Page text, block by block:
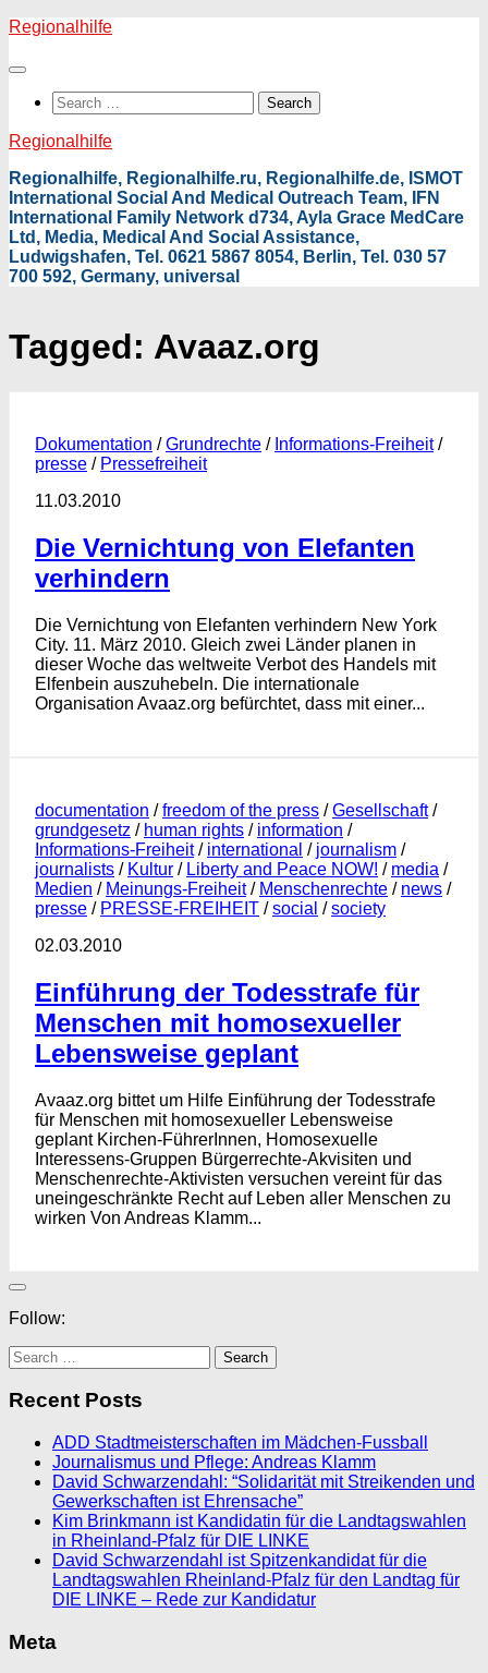
Skip
content
Regionalhilfe
Search
for:
Regionalhilfe
Regionalhilfe, Regionalhilfe.ru, Regionalhilfe.de, ISMOT
International Social And Medical Outreach Team, IFN
International Family Network d734, Ayla Grace MedCare
Ltd, Media, Medical And Social Assistance,
Ludwigshafen, Tel. 0621 5867 8054, Berlin, Tel. 030 57
700 592, Germany, universal
Tagged: Avaaz.org
Dokumentation /Grundrechte / Informations-Freiheit/
presse / Pressefreiheit
11.03.2010
Die Vernichtung von Elefanten
verhindern
Die Vernichtung von Elefanten verhindern New York
City. 11. März 2010. Gleich zwei Länder planen in
dieser Woche das weltweite Verbot des Handels mit
Elfenbein auszuhebeln. Die internationale
Organisation Avaaz.org befürchtet, dass mit einer...
documentation /freedom of the press /Gesellschaft/
grundgesetz / human rights / information /
Informations-Freiheit/ international / journalism /
journalists / Kultur / Liberty and Peace NOW! / media /
Medien / Meinungs-Freiheit/ Menschenrechte / news /
presse / PRESSE-FREIHEIT /social /society
02.03.2010
Einführung der Todesstrafe für
Menschen mit homosexueller
Lebensweise geplant
Avaaz.org bittet um Hilfe Einführung der Todesstrafe
für Menschen mit homosexueller Lebensweise
geplant Kirchen-FührerInnen, Homosexuelle
Interessens-Gruppen Bürgerrechte-Akvisiten und
Menschenrechte-Aktivisten versuchen vereint für das
uneingeschränkte Recht auf Leben aller Menschen zu
wirken Von Andreas Klamm...
Follow:
Search
for:
Recent Posts
ADD Stadtmeisterschaften im Mädchen-Fussball
Journalismus und Pflege: Andreas Klamm
David Schwarzendahl: “Solidarität mit Streikenden und
Gewerkschaften ist Ehrensache”
Kim Brinkmann ist Kandidatin für die Landtagswahlen
in Rheinland-Pfalz für DIE LINKE
David Schwarzendahl ist Spitzenkandidat für die
Landtagswahlen Rheinland-Pfalz für den Landtag für
DIE LINKE – Rede zur Kandidatur
Meta